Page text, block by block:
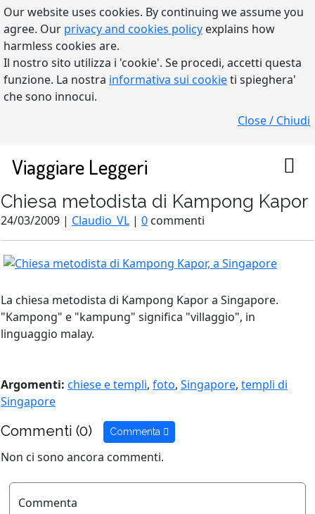
Our website uses cookies. By continuing we assume you
agree. Our privacy and cookies policy explains how
harmless cookies are.
Il nostro sito utilizza i 'cookie'. Se procedi, accetti questa
funzione. La nostra informativa sui cookieti spieghera'
che sono innocui.
Close / Chiudi
Viaggiare Leggeri
Chiesa metodista di Kampong Kapor
24/03/2009 | Claudio_VL | 0 commenti
La chiesa metodista di Kampong Kapor a Singapore.
"Kampong" e "kampung" significa "villaggio", in
linguaggio malay.
Argomenti: chiese e templi, foto, Singapore, templi di
Singapore
Commenti (0) Commenta
Non ci sono ancora commenti.
Commenta